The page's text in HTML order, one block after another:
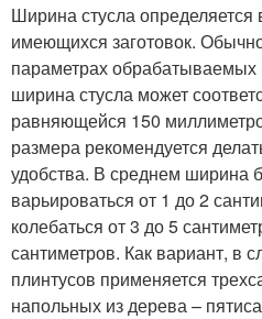
Ширина стусла определяется
имеющихся заготовок.
параметрах
ширина стусла может
равняющейся 150
размера рекомендуется
удобства. В среднем ширина
варьироваться от 1 до 2
колебаться от 3 до 5
сантиметров. Как вариант, в
плинтусов применяется
напольных из дерева –